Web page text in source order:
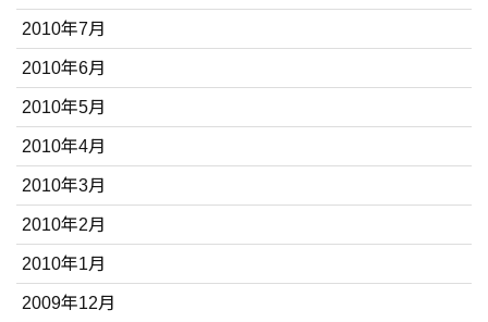
2010年7月
2010年6月
2010年5月
2010年4月
2010年3月
2010年2月
2010年1月
2009年12月